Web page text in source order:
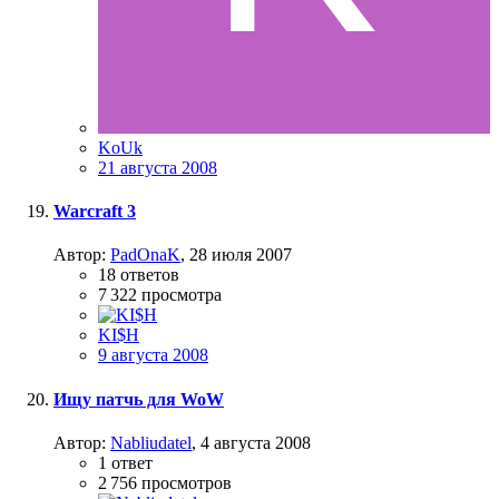
KoUk
21 августа 2008
Warcraft 3
Автор: PadOnaK, 28 июля 2007
18 ответов
7 322 просмотра
KI$H
9 августа 2008
Ищу патчь для WoW
Автор: Nabliudatel, 4 августа 2008
1 ответ
2 756 просмотров